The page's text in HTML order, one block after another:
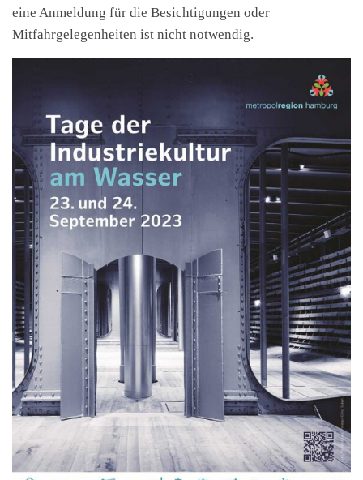
eine Anmeldung für die Besichtigungen oder
Mitfahrgelegenheiten ist nicht notwendig.